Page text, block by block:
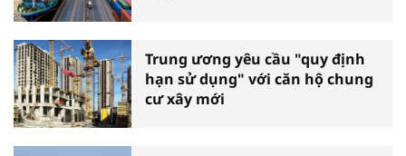
Trung ương yêu cầu "quy định
hạn sử dụng" với căn hộ chung
cư xây mới